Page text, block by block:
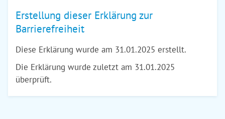
Erstellung dieser Erklärung zur
Barrierefreiheit
Diese Erklärung wurde am 31.01.2025 erstellt.
Die Erklärung wurde zuletzt am 31.01.2025
überprüft.